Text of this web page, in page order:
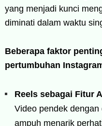
yang menjadi kunci
diminati dalam waktu
Beberapa faktor
pertumbuhan
Reels sebagai Fitur
Video pendek
ampuh menarik